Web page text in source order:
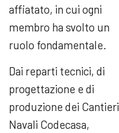
affiatato, in cui ogni
membro ha svolto un
ruolo fondamentale.
Dai reparti tecnici, di
progettazione e di
produzione dei Cantieri
Navali Codecasa,